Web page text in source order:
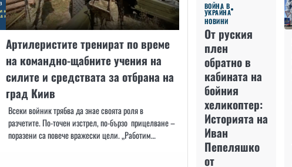
Артилеристите тренират по време
на командно-щабните учения на
силите и средствата за отбрана на
град Киив
Всеки войник трябва да знае своята роля в
разчетите. По-точен изстрел, по-бързо прицелване –
поразени са повече вражески цели. „Работим…
ВОЙНА В
УКРАЙНА
НОВИНИ
От руския
плен
обратно в
кабината на
бойния
хеликоптер:
Историята на
Иван
Пепеляшко
от